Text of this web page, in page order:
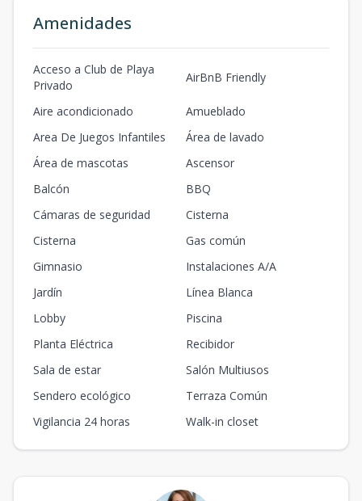
Amenidades
Acceso a Club de Playa
Privado
AirBnB Friendly
Aire acondicionado
Amueblado
Area De Juegos Infantiles
Área de lavado
Área de mascotas
Ascensor
Balcón
BBQ
Cámaras de seguridad
Cisterna
Cisterna
Gas común
Gimnasio
Instalaciones A/A
Jardín
Línea Blanca
Lobby
Piscina
Planta Eléctrica
Recibidor
Sala de estar
Salón Multiusos
Sendero ecológico
Terraza Común
Vigilancia 24 horas
Walk-in closet